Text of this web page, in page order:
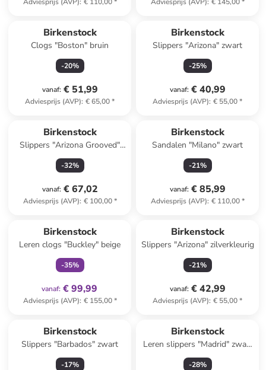
Birkenstock
Clogs "Boston" bruin
-20%
vanaf: € 51,99
Adviesprijs (AVP): € 65,00*
Birkenstock
Slippers "Arizona" zwart
-25%
vanaf: € 40,99
Adviesprijs (AVP): € 55,00*
Birkenstock
Slippers "Arizona Grooved"
zwart - wijdte S
-32%
vanaf: € 67,02
Adviesprijs (AVP): € 100,00*
Birkenstock
Sandalen "Milano" zwart
-21%
vanaf: € 85,99
Adviesprijs (AVP): € 110,00*
Birkenstock
Leren clogs "Buckley" beige
-35%
vanaf: € 99,99
Adviesprijs (AVP): € 155,00*
Birkenstock
Slippers "Arizona" zilverkleurig
-21%
vanaf: € 42,99
Adviesprijs (AVP): € 55,00*
Birkenstock
Slippers "Barbados" zwart
-17%
Birkenstock
Leren slippers "Madrid" zwart
- wijdte S
-28%